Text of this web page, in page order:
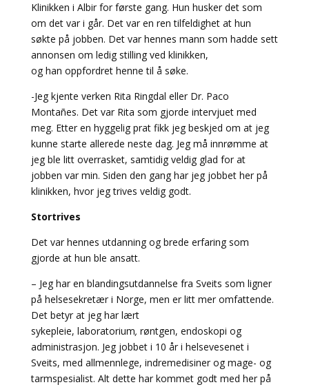
Klinikken i Albir for første gang. Hun husker det som
om det var i går. Det var en ren tilfeldighet at hun
søkte på jobben. Det var hennes mann som hadde sett
annonsen om ledig stilling ved klinikken,
og han oppfordret henne til å søke.
-Jeg kjente verken Rita Ringdal eller Dr. Paco
Montañes. Det var Rita som gjorde intervjuet med
meg. Etter en hyggelig prat fikk jeg beskjed om at jeg
kunne starte allerede neste dag. Jeg må innrømme at
jeg ble litt overrasket, samtidig veldig glad for at
jobben var min. Siden den gang har jeg jobbet her på
klinikken, hvor jeg trives veldig godt.
Stortrives
Det var hennes utdanning og brede erfaring som
gjorde at hun ble ansatt.
– Jeg har en blandingsutdannelse fra Sveits som ligner
på helsesekretær i Norge, men er litt mer omfattende.
Det betyr at jeg har lært
sykepleie, laboratorium, røntgen, endoskopi og
administrasjon. Jeg jobbet i 10 år i helsevesenet i
Sveits, med allmennlege, indremedisiner og mage- og
tarmspesialist. Alt dette har kommet godt med her på